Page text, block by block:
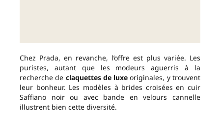
Chez Prada, en revanche, l’offre est plus variée. Les
puristes, autant que les modeurs aguerris à la
recherche de claquettes de luxe originales, y trouvent
leur bonheur. Les modèles à brides croisées en cuir
Saffiano noir ou avec bande en velours cannelle
illustrent bien cette diversité.